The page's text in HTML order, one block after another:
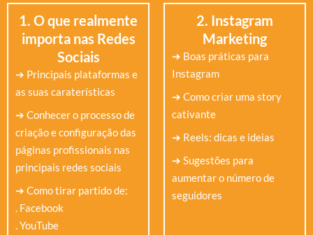
1. O que realmente
importa nas Redes
Sociais
➔ Principais plataformas e
as suas caraterísticas
➔ Conhecer o processo de
criação e configuração das
páginas profissionais nas
principais redes sociais
➔ Como tirar partido de:
. Facebook
. YouTube
2. Instagram
Marketing
➔ Boas práticas para
Instagram
➔ Como criar uma story
cativante
➔ Reels: dicas e ideias
➔ Sugestões para
aumentar o número de
seguidores